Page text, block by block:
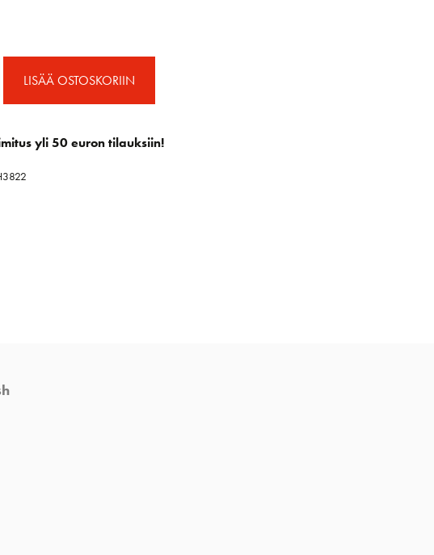
LISÄÄ OSTOSKORIIN
yli 50 euron tilauksiin!